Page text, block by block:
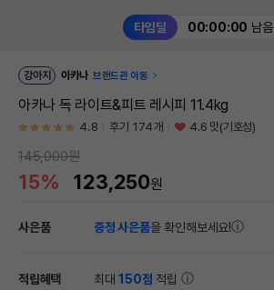
타임딜 00:00:00 남음
강아지 아카나 브랜드관 이동
아카나 독 라이트&피트 레시피 11.4kg
4.8 후기 174개 4.6 맛(기호성)
145,000원
15% 123,250원
사은품 증정 사은품을 확인해보세요!
적립혜택 최대150점 적립